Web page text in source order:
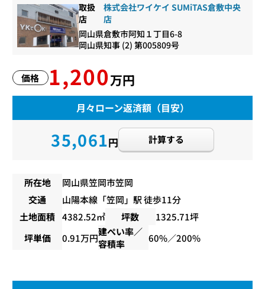
取扱
店
株式会社ワイケイ SUMiTAS倉敷中央
店
岡山県倉敷市阿知１丁目6-8
岡山県知事 (2) 第005809号
価格 1,200万円
月々ローン返済額（目安）
35,061円 計算する
所在地
岡山県笠岡市笠岡
交通
山陽本線 「笠岡 」駅 徒歩11分
土地面積 4382.52㎡ 坪数
1325.71坪
坪単価
0.91万円建ぺい率／
容積率
60%／200%